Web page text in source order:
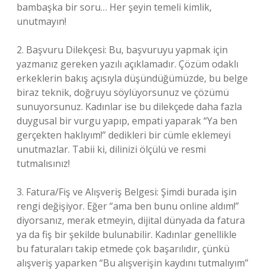
bambaşka bir soru… Her şeyin temeli kimlik,
unutmayın!
2. Başvuru Dilekçesi: Bu, başvuruyu yapmak için
yazmanız gereken yazılı açıklamadır. Çözüm odaklı
erkeklerin bakış açısıyla düşündüğümüzde, bu belge
biraz teknik, doğruyu söylüyorsunuz ve çözümü
sunuyorsunuz. Kadınlar ise bu dilekçede daha fazla
duygusal bir vurgu yapıp, empati yaparak “Ya ben
gerçekten haklıyım!” dedikleri bir cümle eklemeyi
unutmazlar. Tabii ki, dilinizi ölçülü ve resmi
tutmalısınız!
3. Fatura/Fiş ve Alışveriş Belgesi: Şimdi burada işin
rengi değişiyor. Eğer “ama ben bunu online aldım!”
diyorsanız, merak etmeyin, dijital dünyada da fatura
ya da fiş bir şekilde bulunabilir. Kadınlar genellikle
bu faturaları takip etmede çok başarılıdır, çünkü
alışveriş yaparken “Bu alışverişin kaydını tutmalıyım”